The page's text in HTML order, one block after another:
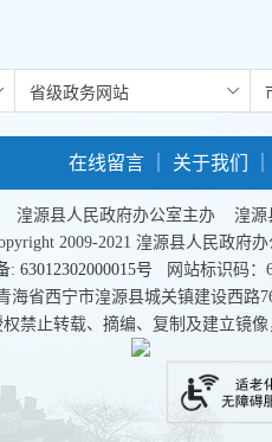
在线留言 关于我们
湟源县人民政府办公室主办 湟源
2009-2021 湟源县人民政府办
: 63012302000015号 网站标识码：
海省西宁市湟源县城关镇建设西路
禁止转载、摘编、复制及建立镜像